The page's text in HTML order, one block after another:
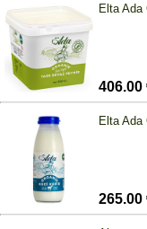
Elta
406.00
Elta
265.00